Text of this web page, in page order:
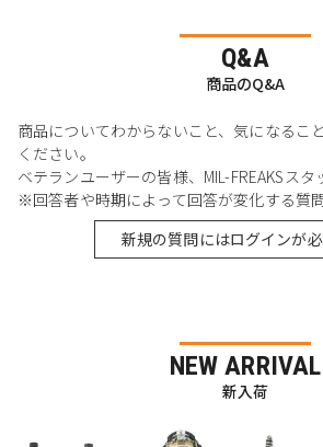
Q&A
商品のQ&A
商品についてわからないこと、気になるこ
ください。
ベテランユーザーの皆様、MIL-FREAKSスタ
※回答者や時期によって回答が変化する質
新規の質問にはログインが
NEW ARRIVAL
新入荷